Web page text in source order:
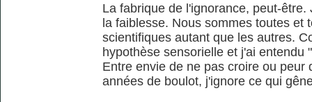
La fabrique de l'ignorance, peut-
la faiblesse. Nous sommes toutes et
scientifiques autant que les autres.
hypothèse sensorielle et j'ai entendu
Entre envie de ne pas croire ou peur
années de boulot, j'ignore ce qui